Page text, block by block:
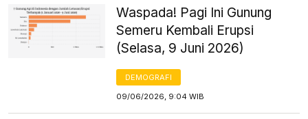
Waspada! Pagi Ini Gunung
Semeru Kembali Erupsi
(Selasa, 9 Juni 2026)
DEMOGRAFI
09/06/2026, 9:04 WIB